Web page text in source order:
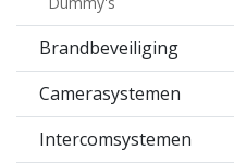
Brandbeveiliging
Camerasystemen
Intercomsystemen